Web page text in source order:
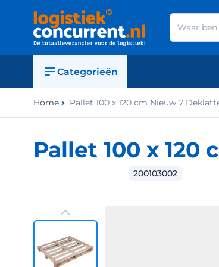
Categorieën
Home Pallet 100 x 120 cm Nieuw 7
Pallet 100 x
200103002